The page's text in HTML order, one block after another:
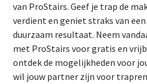
van ProStairs. Geef je trap de
verdient en geniet straks van
duurzaam resultaat. Neem
met ProStairs voor gratis en
ontdek de mogelijkheden voor
wil jouw partner zijn voor